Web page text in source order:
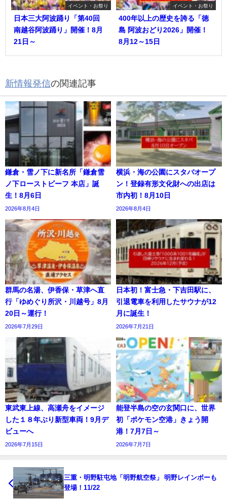
イベント・お祭り
日本三大阿波踊り「第40回
南越谷阿波踊り」開催！8月
21日～
イベント・お祭り
400年以上の歴史を誇る「徳
島 阿波おどり2026」開催！
8月12～15日
新情報発信の関連記事
鎌倉・雪ノ下に新名所「鎌倉雪
ノ下ローストビーフ 本店」誕
生！8月6日
2026年8月4日
横浜・海の公園にスタバオープ
ン！登録有形文化財への出店は
市内初！8月10日
2026年8月4日
群馬の名湯、伊香保・草津へ直
行「ゆめぐり所沢・川越号」8月
20日～運行！
2026年7月29日
日本初！富士急・下吉田駅に、
引退電車を利用したサウナが12
月に誕生！
2026年7月21日
東武東上線、高瀬舟をイメージ
した１８年ぶり新型車両！9月デ
ビューへ
2026年7月15日
能登半島の空の玄関口に、世界
初「ポケモン空港」きょう開
港！7月7日～
2026年7月7日
三重・明野駐屯地「明野航空祭」 明野レインボーも
登場！11/22